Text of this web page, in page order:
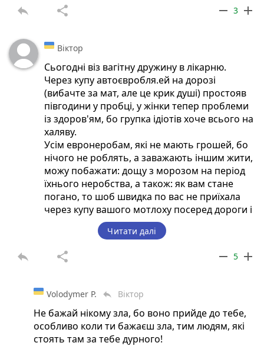
reply share remove 3 add
Віктор
Сьогодні віз вагітну дружину в лікарню.
Через купу автоєвробля.ей на дорозі
(вибачте за мат, але це крик душі) простояв
півгодини у пробці, у жінки тепер проблеми
із здоров'ям, бо групка ідіотів хоче всього на
халяву.
Усім евронеробам, які не мають грошей, бо
нічого не роблять, а заважають іншим жити,
можу побажати: дощу з морозом на період
їхнього неробства, а також: як вам стане
погано, то шоб швидка по вас не приїхала
через купу вашого мотлоху посеред дороги і
ви благополучно там здохли!!!
Можливо тоді ми хоч трохи наблизимося до
Європи, тому що там люди мають, бо
працюють.
Читати далі
reply share remove 5 add
Volodymer P. reply Віктор
Не бажай нікому зла, бо воно прийде до тебе,
особливо коли ти бажаєш зла, тим людям, які
стоять там за тебе дурного!